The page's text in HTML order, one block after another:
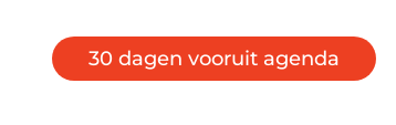
30 dagen vooruit agenda